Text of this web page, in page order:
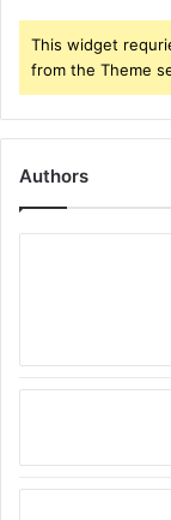
This widget
from the Theme
Authors